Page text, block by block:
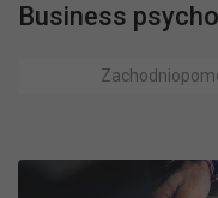
Business